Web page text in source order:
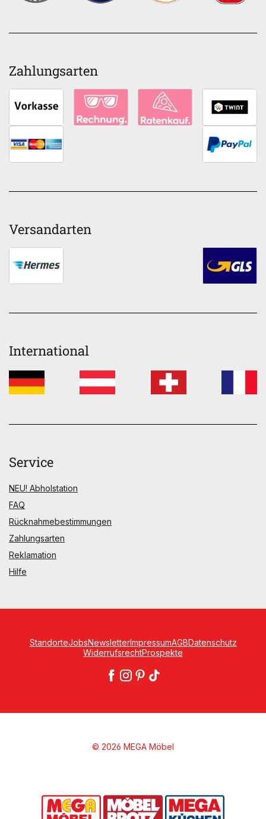
Zahlungsarten
Versandarten
International
Service
NEU! Abholstation
FAQ
Rücknahmebestimmungen
Zahlungsarten
Reklamation
Hilfe
StandorteJobsNewsletterImpressumAGBDatenschutz
WiderrufsrechtProspekte
© 2026 MEGA Möbel